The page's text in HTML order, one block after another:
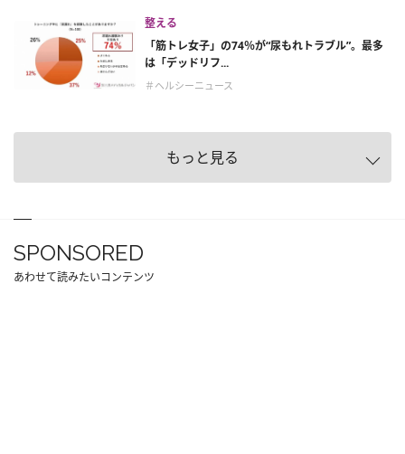
整える
「筋トレ女子」の74％が“尿もれトラブル”。最多
は「デッドリフ...
＃ヘルシーニュース
もっと見る
SPONSORED
あわせて読みたいコンテンツ